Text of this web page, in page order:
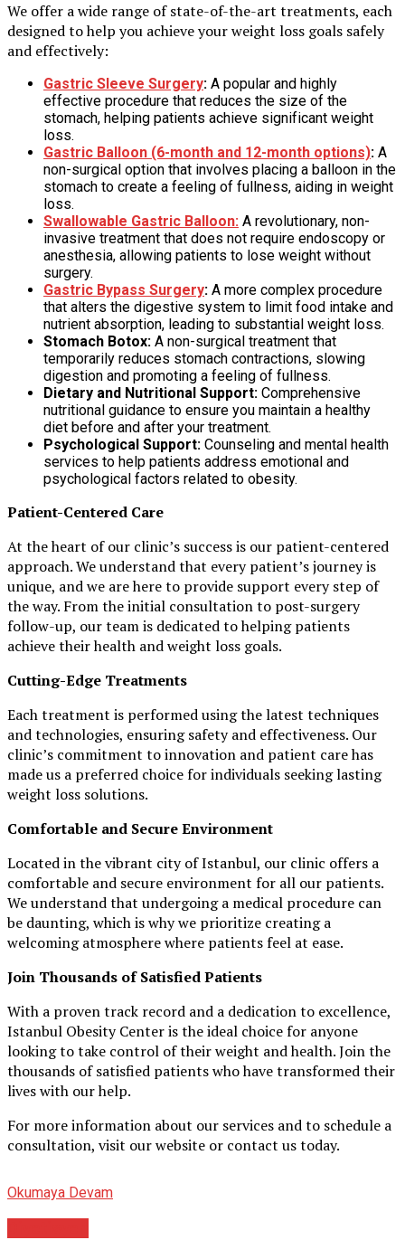
We offer a wide range of state-of-the-art treatments, each
designed to help you achieve your weight loss goals safely
and effectively:
Gastric Sleeve Surgery: A popular and highly
effective procedure that reduces the size of the
stomach, helping patients achieve significant weight
loss.
Gastric Balloon (6-month and 12-month options): A
non-surgical option that involves placing a balloon in the
stomach to create a feeling of fullness, aiding in weight
loss.
Swallowable Gastric Balloon: A revolutionary, non-
invasive treatment that does not require endoscopy or
anesthesia, allowing patients to lose weight without
surgery.
Gastric Bypass Surgery: A more complex procedure
that alters the digestive system to limit food intake and
nutrient absorption, leading to substantial weight loss.
Stomach Botox: A non-surgical treatment that
temporarily reduces stomach contractions, slowing
digestion and promoting a feeling of fullness.
Dietary and Nutritional Support: Comprehensive
nutritional guidance to ensure you maintain a healthy
diet before and after your treatment.
Psychological Support: Counseling and mental health
services to help patients address emotional and
psychological factors related to obesity.
Patient-Centered Care
At the heart of our clinic’s success is our patient-centered
approach. We understand that every patient’s journey is
unique, and we are here to provide support every step of
the way. From the initial consultation to post-surgery
follow-up, our team is dedicated to helping patients
achieve their health and weight loss goals.
Cutting-Edge Treatments
Each treatment is performed using the latest techniques
and technologies, ensuring safety and effectiveness. Our
clinic’s commitment to innovation and patient care has
made us a preferred choice for individuals seeking lasting
weight loss solutions.
Comfortable and Secure Environment
Located in the vibrant city of Istanbul, our clinic offers a
comfortable and secure environment for all our patients.
We understand that undergoing a medical procedure can
be daunting, which is why we prioritize creating a
welcoming atmosphere where patients feel at ease.
Join Thousands of Satisfied Patients
With a proven track record and a dedication to excellence,
Istanbul Obesity Center is the ideal choice for anyone
looking to take control of their weight and health. Join the
thousands of satisfied patients who have transformed their
lives with our help.
For more information about our services and to schedule a
consultation, visit our website or contact us today.
Okumaya Devam